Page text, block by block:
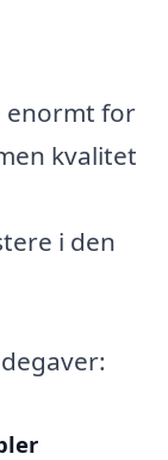
enormt for
kvalitet
i den